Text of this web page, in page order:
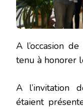
A l’occasion
tenu à honorer
A l’invitation
étaient